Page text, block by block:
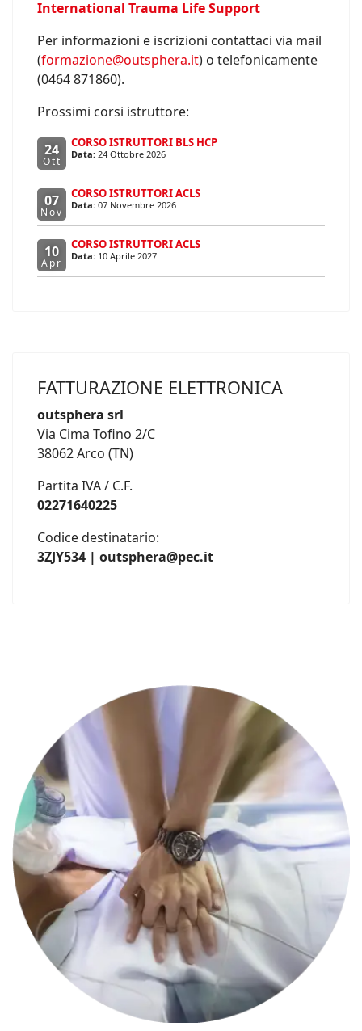
International Trauma Life Support
Per informazioni e iscrizioni contattaci via mail
(formazione@outsphera.it) o telefonicamente
(0464 871860).
Prossimi corsi istruttore:
24
Ott
CORSO ISTRUTTORI BLS HCP
Data: 24 Ottobre 2026
07
Nov
CORSO ISTRUTTORI ACLS
Data: 07 Novembre 2026
10
Apr
CORSO ISTRUTTORI ACLS
Data: 10 Aprile 2027
FATTURAZIONE ELETTRONICA
outsphera srl
Via Cima Tofino 2/C
38062 Arco (TN)
Partita IVA / C.F.
02271640225
Codice destinatario:
3ZJY534 | outsphera@pec.it